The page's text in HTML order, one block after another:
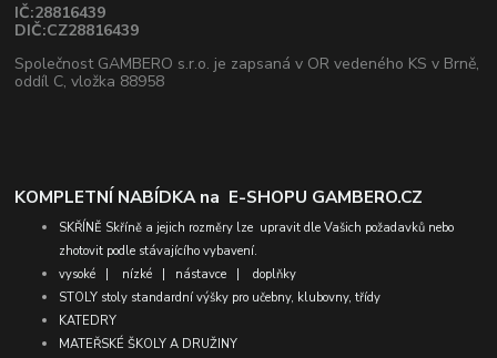
IČ:28816439
DIČ:CZ28816439
Společnost GAMBERO s.r.o. je zapsaná v OR vedeného KS v Brně,
oddíl C, vložka 88958
KOMPLETNÍ NABÍDKA na E-SHOPU GAMBERO.CZ
SKŘÍNĚ Skříně a jejich rozměry lze upravit dle Vašich požadavků nebo
zhotovit podle stávajícího vybavení.
vysoké | nízké | nástavce |doplňky
STOLY stoly standardní výšky pro učebny, klubovny, třídy
KATEDRY
MATEŘSKÉ ŠKOLY A DRUŽINY